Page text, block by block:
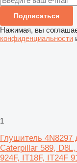
Подписаться
Нажимая, вы
конфиденциальности
1
Глушитель 4N8297
Caterpillar 589,
924F, IT18F, IT24F